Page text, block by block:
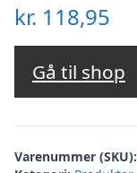
kr. 118,95
Gå til shop
Varenummer (SKU):